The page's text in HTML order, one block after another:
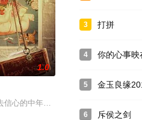
简时钧对yuki慢慢上心，yuki却和以
对象徐启恒所在的游戏公司，却在入
1.0
信心的中年男子张大宝（张维伊 饰）
3 打拼
4 你的心事映
5 金玉良缘
6 斥侯之剑